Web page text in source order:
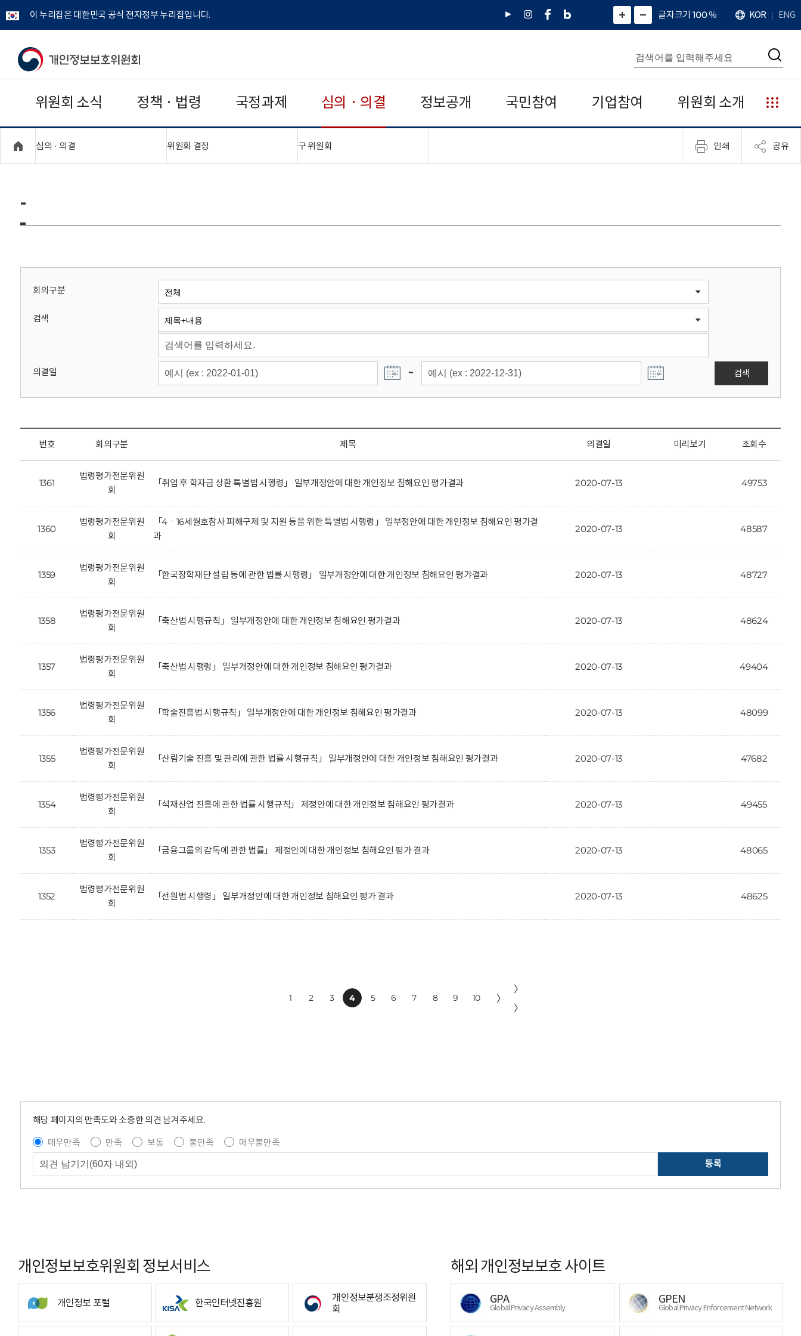
이 누리집은 대한민국 공식 전자정부 누리집입니다.
유
인
페
네
그
)
화
면
면
소
확
대
치
글자크기 100%
언
어
KOR ENG
개
보
보
위
회
통
합
검
색
검
위원회 소식 정책 · 법령 국정과제 심의 · 의결 정보공개 국민참여 기업참여 위원회 소개
누
리
집
안
심의 · 의결 위원회 결정 구 위원회 인쇄 공유
-
회의구분
검색
의결일 ~ 검색
번호 회의구분 제목 의결일 미리보기 조회수
1361
법령평가전문위원
회
「취업 후 학자금 상환 특별법 시행령」 일부개정안에 대한 개인정보 침해요인 평가결과 2020-07-13 49753
1360
법령평가전문위원
회
「4ㆍ16세월호참사 피해구제 및 지원 등을 위한 특별법 시행령」 일부정안에 대한 개인정보 침해요인 평가결
과
2020-07-13 48587
1359
법령평가전문위원
회
「한국장학재단 설립 등에 관한 법률 시행령」 일부개정안에 대한 개인정보 침해요인 평갸결과 2020-07-13 48727
1358
법령평가전문위원
회
「축산법 시행규칙」 일부개정안에 대한 개인정보 침해요인 평가결과 2020-07-13 48624
1357
법령평가전문위원
회
「축산법 시행령」 일부개정안에 대한 개인정보 침해요인 평가결과 2020-07-13 49404
1356
법령평가전문위원
회
「학술진흥법 시행규칙」 일부개정안에 대한 개인정보 침해요인 평가결과 2020-07-13 48099
1355
법령평가전문위원
회
「산림기술 진흥 및 관리에 관한 법률 시행규칙」 일부개정안에 대한 개인정보 침해요인 평가결과 2020-07-13 47682
1354
법령평가전문위원
회
「석재산업 진흥에 관한 법률 시행규칙」 제정안에 대한 개인정보 침해요인 평가결과 2020-07-13 49455
1353
법령평가전문위원
회
「금융그룹의 감독에 관한 법률」 제정안에 대한 개인정보 침해요인 평가 결과 2020-07-13 48065
1352
법령평가전문위원
회
「선원법 시행령」 일부개정안에 대한 개인정보 침해요인 평가 결과 2020-07-13 48625
1 2 3 4 5 6 7 8 9 10 〉
〉
〉
해당 페이지의 만족도와 소중한 의견 남겨주세요.
매우만족
만족 보통 불만족
매우불만족
등록
개인정보보호위원회 정보서비스
개인정보 포털 한국인터넷진흥원
개인정보분쟁조정위원
회
해외 개인정보보호 사이트
GPA
Global Privacy Assembly
GPEN
Global Privacy Enforcement Network